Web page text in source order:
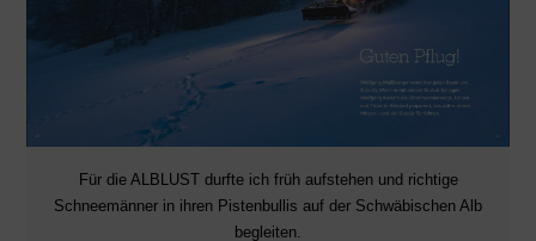
Für die ALBLUST durfte ich früh aufstehen und richtige
Schneemänner in ihren Pistenbullis auf der Schwäbischen Alb
begleiten.